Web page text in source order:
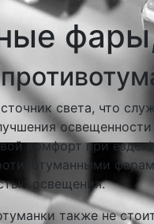
света, что
комфорт при
освещения.
также не